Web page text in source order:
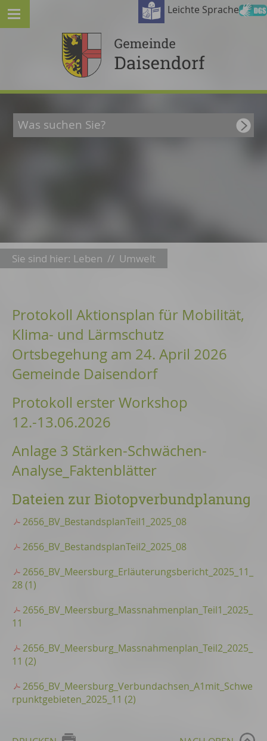
Leichte Sprache
Sie sind hier: Leben // Umwelt
Protokoll Aktionsplan für Mobilität,
Klima- und Lärmschutz
Ortsbegehung am 24. April 2026
Gemeinde Daisendorf
Protokoll erster Workshop
12.-13.06.2026
Anlage 3 Stärken-Schwächen-
Analyse_Faktenblätter
Dateien zur Biotopverbundplanung
2656_BV_BestandsplanTeil1_2025_08
2656_BV_BestandsplanTeil2_2025_08
2656_BV_Meersburg_Erläuterungsbericht_2025_11_
28 (1)
2656_BV_Meersburg_Massnahmenplan_Teil1_2025_
11
2656_BV_Meersburg_Massnahmenplan_Teil2_2025_
11 (2)
2656_BV_Meersburg_Verbundachsen_A1mit_Schwe
rpunktgebieten_2025_11 (2)